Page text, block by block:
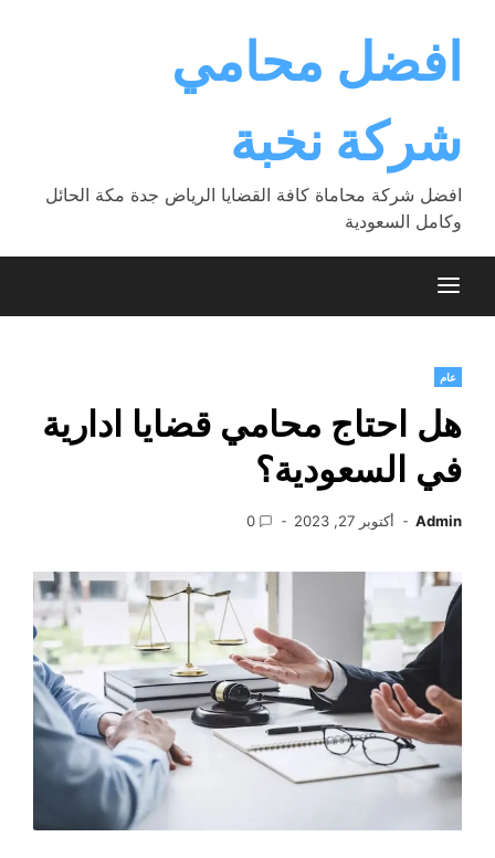
contentافضل محامي
شركة نخبة
افضل شركة محاماة كافة القضايا الرياض جدة مكة الحائل
وكامل السعودية
عام
هل احتاج محامي قضايا ادارية
في السعودية؟
Admin أكتوبر 27, 2023 0